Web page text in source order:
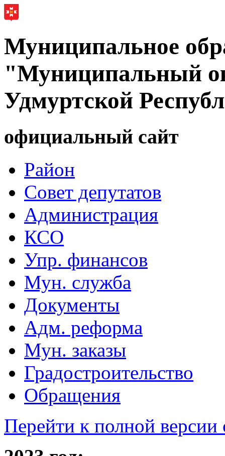
Муниципальное
"Муниципальный
Удмуртской
официальный сайт
Район
Совет депутатов
Администрация
КСО
Упр. финансов
Мун. служба
Документы
Адм. реформа
Мун. заказы
Градостроительство
Обращения
Перейти к полной версии